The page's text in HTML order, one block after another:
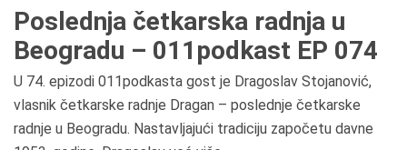
Poslednja četkarska radnja u
Beogradu – 011podkast EP 074
U 74. epizodi 011podkasta gost je Dragoslav Stojanović,
vlasnik četkarske radnje Dragan – poslednje četkarske
radnje u Beogradu. Nastavljajući tradiciju započetu davne